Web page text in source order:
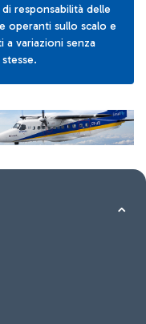
responsabilità delle
operanti sullo scalo e
a variazioni senza